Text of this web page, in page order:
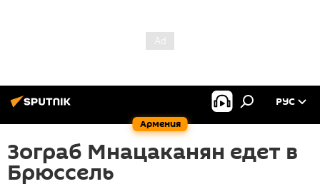
Армения
РУС
Зограб Мнацаканян едет в
Брюссель